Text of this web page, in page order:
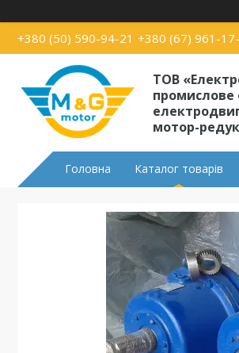
+380 (50) 590-94-21 +380 (67) 961-
ТОВ
промислове
мотор-
Головна Каталог товарів